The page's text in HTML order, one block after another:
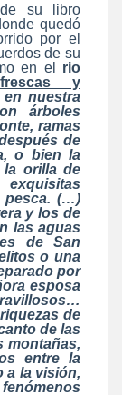
de su libro
quedó
por el
de su
en el rio
y
en nuestra
árboles
ramas
de
o bien la
la orilla de
pesca. (…)
y los de
las aguas
de San
o una
por
esposa
de
de las
montañas,
entre la
a la visión,